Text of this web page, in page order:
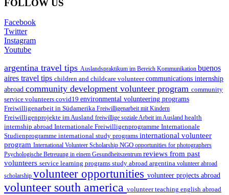
FOLLOW US
Facebook
Twitter
Instagram
Youtube
argentina travel tips Auslandspraktikum im Bereich Kommunikation buenos
aires travel tips children and childcare volunteercommunications internship
abroad community development volunteer program community
service volunteers covid19 environmental volunteering programs
Freiwilligenarbeit in Südamerika Freiwilligenarbeit mit Kindern
Freiwilligenprojekte im Ausland freiwillige soziale Arbeit im Ausland health
internship abroad Internationale Freiwilligenprogramme Internationale
Studienprogramme international study programs international volunteer
program International Volunteer Scholarship NGO opportunities for photographers
Psychologische Betreuung in einem Gesundheitszentrum reviews from past
volunteers service learning programs study abroad argentina volunteer abroad
scholarship volunteer opportunities volunteer projects abroad
volunteer south america volunteer teaching english abroad